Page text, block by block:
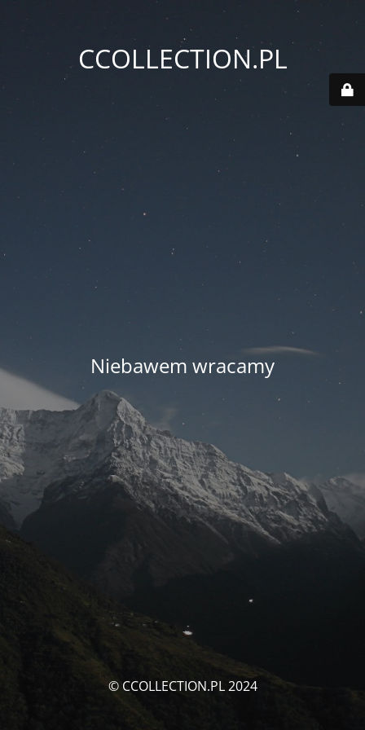
CCOLLECTION.PL
Niebawem wracamy
© CCOLLECTION.PL 2024